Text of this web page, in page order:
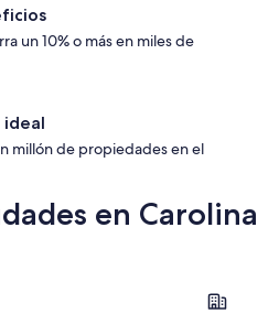
un 10% o más en miles de
ideal
millón de propiedades en el
en Carolina